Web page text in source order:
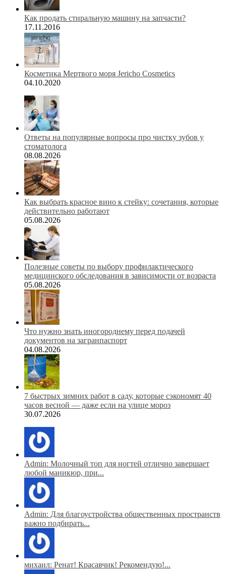
Как продать стиральную машину на запчасти?
17.11.2016
Косметика Мертвого моря Jericho Cosmetics
04.10.2020
Ответы на популярные вопросы про чистку зубов у
стоматолога
08.08.2026
Как выбрать красное вино к стейку: сочетания, которые
действительно работают
05.08.2026
Полезные советы по выбору профилактического
медицинского обследования в зависимости от возраста
05.08.2026
Что нужно знать иногороднему перед подачей
документов на загранпаспорт
04.08.2026
7 быстрых зимних работ в саду, которые сэкономят 40
часов весной — даже если на улице мороз
30.07.2026
Admin: Молочный топ для ногтей отлично завершает
любой маникюр, при...
Admin: Для благоустройства общественных пространств
важно подбирать...
михаил: Ренат! Красавчик! Рекомендую!...